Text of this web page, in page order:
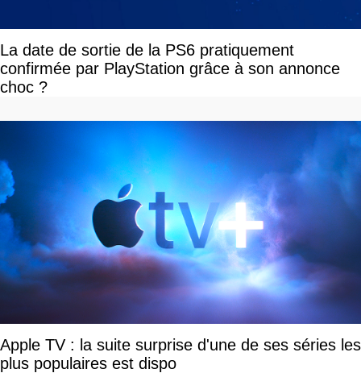
La date de sortie de la PS6 pratiquement
confirmée par PlayStation grâce à son annonce
choc ?
Apple TV : la suite surprise d'une de ses séries les
plus populaires est dispo